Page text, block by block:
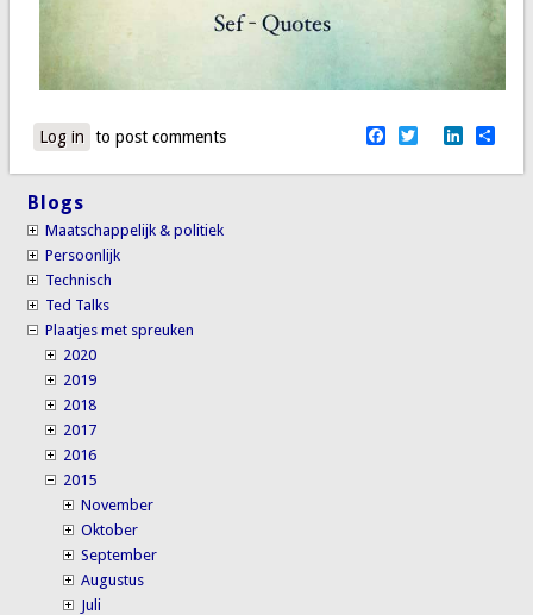
Facebook
Twitter
Log in to post comments
Blogs
Maatschappelijk & politiek
Persoonlijk
Technisch
Ted Talks
Plaatjes met spreuken
2020
2019
2018
2017
2016
2015
November
Oktober
September
Augustus
Juli